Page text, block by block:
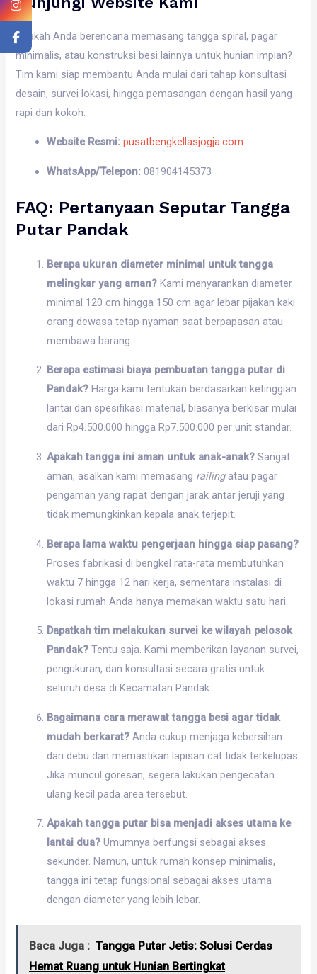
Apakah Anda berencana memasang tangga spiral, pagar
minimalis, atau konstruksi besi lainnya untuk hunian impian?
Tim kami siap membantu Anda mulai dari tahap konsultasi
desain, survei lokasi, hingga pemasangan dengan hasil yang
rapi dan kokoh.
Website Resmi: pusatbengkellasjogja.com
WhatsApp/Telepon: 081904145373
FAQ: Pertanyaan Seputar Tangga
Putar Pandak
Berapa ukuran diameter minimal untuk tangga
melingkar yang aman? Kami menyarankan diameter
minimal 120 cm hingga 150 cm agar lebar pijakan kaki
orang dewasa tetap nyaman saat berpapasan atau
membawa barang.
Berapa estimasi biaya pembuatan tangga putar di
Pandak? Harga kami tentukan berdasarkan ketinggian
lantai dan spesifikasi material, biasanya berkisar mulai
dari Rp4.500.000 hingga Rp7.500.000 per unit standar.
Apakah tangga ini aman untuk anak-anak? Sangat
aman, asalkan kami memasang railingatau pagar
pengaman yang rapat dengan jarak antar jeruji yang
tidak memungkinkan kepala anak terjepit.
Berapa lama waktu pengerjaan hingga siap pasang?
Proses fabrikasi di bengkel rata-rata membutuhkan
waktu 7 hingga 12 hari kerja, sementara instalasi di
lokasi rumah Anda hanya memakan waktu satu hari.
Dapatkah tim melakukan survei ke wilayah pelosok
Pandak? Tentu saja. Kami memberikan layanan survei,
pengukuran, dan konsultasi secara gratis untuk
seluruh desa di Kecamatan Pandak.
Bagaimana cara merawat tangga besi agar tidak
mudah berkarat? Anda cukup menjaga kebersihan
dari debu dan memastikan lapisan cat tidak terkelupas.
Jika muncul goresan, segera lakukan pengecatan
ulang kecil pada area tersebut.
Apakah tangga putar bisa menjadi akses utama ke
lantai dua? Umumnya berfungsi sebagai akses
sekunder. Namun, untuk rumah konsep minimalis,
tangga ini tetap fungsional sebagai akses utama
dengan diameter yang lebih lebar.
Baca Juga : Tangga Putar Jetis: Solusi Cerdas
Hemat Ruang untuk Hunian Bertingkat